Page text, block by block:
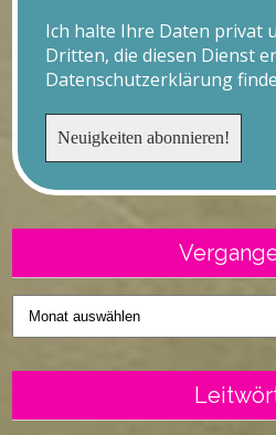
Ich halte Ihre Daten privat
Dritten, die diesen Dienst
Datenschutzerklärung
Vergangenes